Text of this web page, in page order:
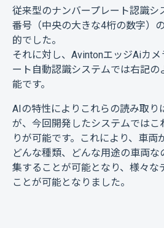
従来型のナンバープレート認識シ
番号（中央の大きな4桁の数字）
的でした。
それに対し、AvintonエッジAiカ
ート自動認識システムでは右記の
能です。
AIの特性によりこれらの読み取り
が、今回開発したシステムではこ
りが可能です。これにより、車両
どんな種類、どんな用途の車両
集することが可能となり、様々な
ことが可能となりました。